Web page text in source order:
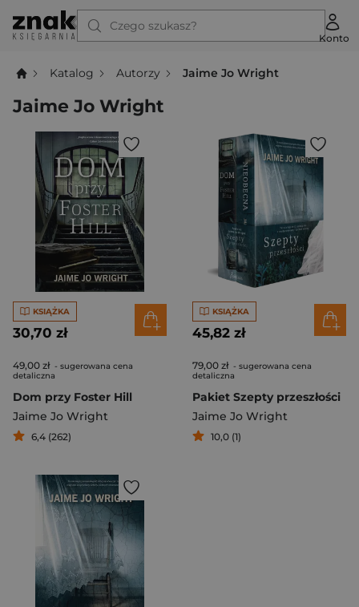
Czego szukasz?
Konto
Katalog Autorzy Jaime Jo Wright
Jaime Jo Wright
KSIĄŻKA
30,70 zł
49,00 zł - sugerowana cena
detaliczna
Dom przy Foster Hill
Jaime Jo Wright
6,4 (262)
KSIĄŻKA
45,82 zł
79,00 zł - sugerowana cena
detaliczna
Pakiet Szepty przeszłości
Jaime Jo Wright
10,0 (1)